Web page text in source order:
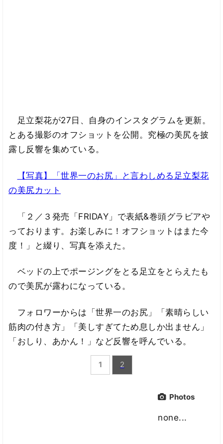
足立梨花が27日、自身のインスタグラムを更新。
とある撮影のオフショットを公開。究極の美尻を披
露し反響を集めている。
【写真】「世界一のお尻」と言わしめる足立梨花
の美尻カット
「２／３発売「FRIDAY」で表紙&巻頭グラビアや
っております。お楽しみに！オフショットはまた今
度！」と綴り、写真を添えた。
ベッドの上でポージングをとる足立をとらえたも
ので美尻が露わになっている。
フォロワーからは「世界一のお尻」「素晴らしい
筋肉の付き方」「美しすぎてため息しか出ません」
「おしり、あかん！」など反響を呼んでいる。
1 2
Photos
none...